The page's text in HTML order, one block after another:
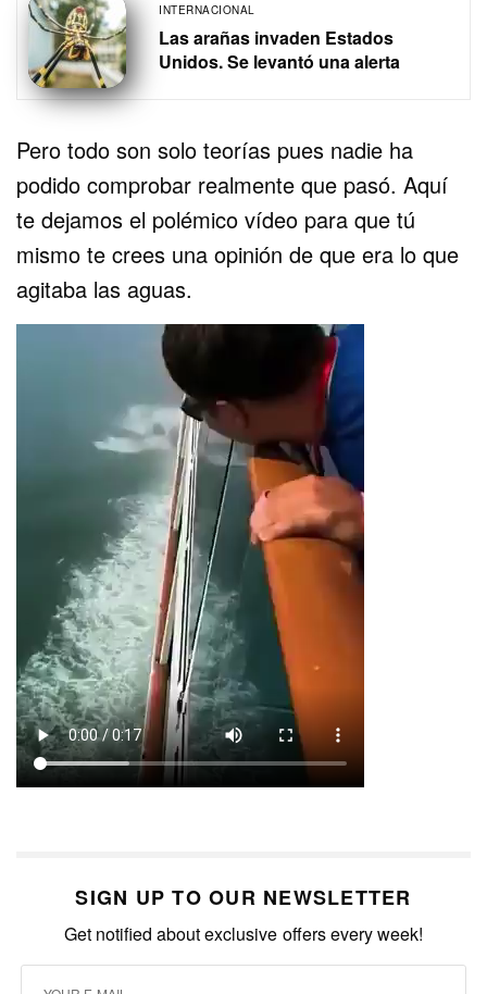
INTERNACIONAL
Las arañas invaden Estados
Unidos. Se levantó una alerta
Pero todo son solo teorías pues nadie ha
podido comprobar realmente que pasó. Aquí
te dejamos el polémico vídeo para que tú
mismo te crees una opinión de que era lo que
agitaba las aguas.
SIGN UP TO OUR NEWSLETTER
Get notified about exclusive offers every week!